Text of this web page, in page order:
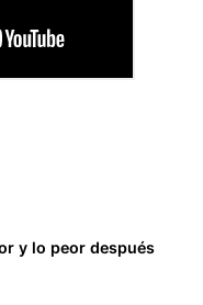
y lo peor después